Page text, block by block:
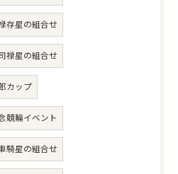
存星の組合せ
禄星の組合せ
カップ
競輪イベント
騎星の組合せ